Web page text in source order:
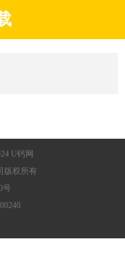
U钙网
版权所有
号